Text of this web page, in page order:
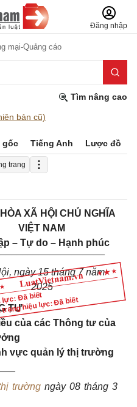
Đăng nhập
mại-Quảng cáo
Tìm nâng cao
bản cũ)
gốc Tiếng Anh Lược đồ
trang
Đã biết
hiệu lực: Đã biết
XÃ HỘI CHỦ NGHĨA
VIỆT NAM
– Tự do – Hạnh phúc
ngày 15 tháng 7 năm
2025
TƯ
của các Thông tư của
vực quản lý thị trường
trường ngày 08 tháng 3